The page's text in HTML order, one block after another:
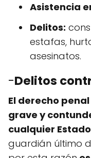
Asistencia
Delitos:
estafas,
asesinatos.
-Delitos
El derecho
grave y
cualquier
guardián último